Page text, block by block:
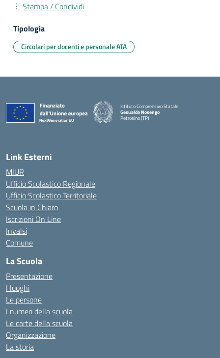
Stampa / Condividi
Tipologia
Circolari per docenti e personale ATA
Istituto Comprensivo Statale
Gesualdo Nosengo
Petrosino (TP)
Link Esterni
MIUR
Ufficio Scolastico Regionale
Ufficio Scolastico Territoriale
Scuola in Chiaro
Iscrizioni On Line
Invalsi
Comune
La Scuola
Presentazione
I luoghi
Le persone
I numeri della scuola
Le carte della scuola
Organizzazione
La storia